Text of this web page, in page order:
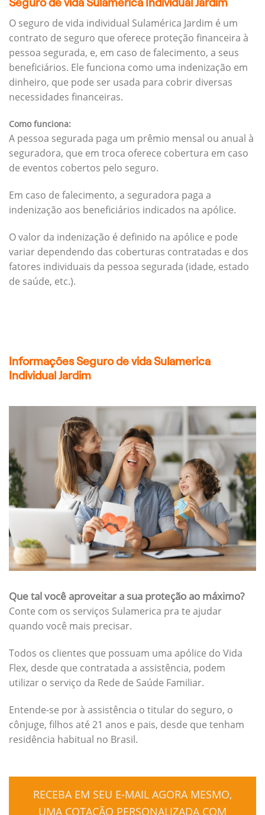
Seguro de vida Sulamerica Individual Jardim
O seguro de vida individual Sulamérica Jardim é um
contrato de seguro que oferece proteção financeira à
pessoa segurada, e, em caso de falecimento, a seus
beneficiários. Ele funciona como uma indenização em
dinheiro, que pode ser usada para cobrir diversas
necessidades financeiras.
Como funciona:
A pessoa segurada paga um prêmio mensal ou anual à
seguradora, que em troca oferece cobertura em caso
de eventos cobertos pelo seguro.
Em caso de falecimento, a seguradora paga a
indenização aos beneficiários indicados na apólice.
O valor da indenização é definido na apólice e pode
variar dependendo das coberturas contratadas e dos
fatores individuais da pessoa segurada (idade, estado
de saúde, etc.).
Informações Seguro de vida Sulamerica
Individual Jardim
Que tal você aproveitar a sua proteção ao máximo?
Conte com os serviços Sulamerica pra te ajudar
quando você mais precisar.
Todos os clientes que possuam uma apólice do Vida
Flex, desde que contratada a assistência, podem
utilizar o serviço da Rede de Saúde Familiar.
Entende-se por à assistência o titular do seguro, o
cônjuge, filhos até 21 anos e pais, desde que tenham
residência habitual no Brasil.
RECEBA EM SEU E-MAIL AGORA MESMO,
UMA COTAÇÃO PERSONALIZADA COM